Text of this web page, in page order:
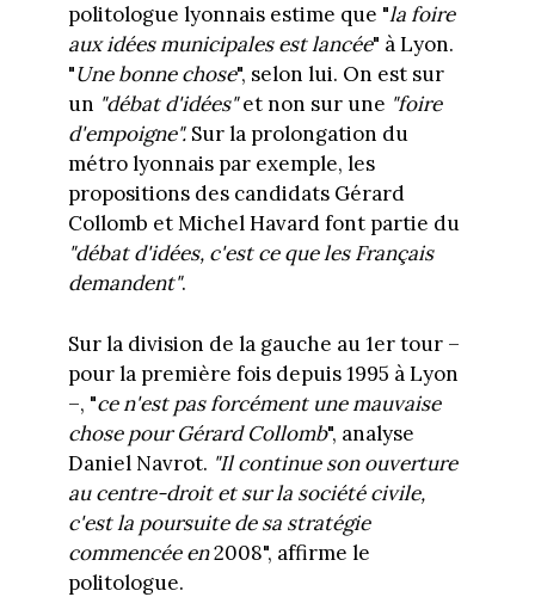
politologue lyonnais estime que "la foire
aux idées municipales est lancée" à Lyon.
"Une bonne chose", selon lui. On est sur
un "débat d'idées"et non sur une "foire
d'empoigne".Sur la prolongation du
métro lyonnais par exemple, les
propositions des candidats Gérard
Collomb et Michel Havard font partie du
"débat d'idées, c'est ce que les Français
demandent".
Sur la division de la gauche au 1er tour –
pour la première fois depuis 1995 à Lyon
–, "ce n'est pas forcément une mauvaise
chose pour Gérard Collomb", analyse
Daniel Navrot. "Il continue son ouverture
au centre-droit et sur la société civile,
c'est la poursuite de sa stratégie
commencée en2008", affirme le
politologue.